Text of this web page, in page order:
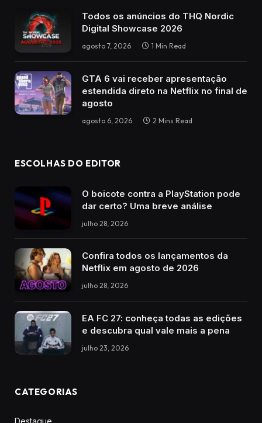
Todos os anúncios do THQ Nordic
Digital Showcase 2026
agosto 7, 2026 1 Min Read
GTA 6 vai receber apresentação
estendida direto na Netflix no final de
agosto
agosto 6, 2026 2 Mins Read
ESCOLHAS DO EDITOR
O boicote contra a PlayStation pode
dar certo? Uma breve análise
julho 28, 2026
Confira todos os lançamentos da
Netflix em agosto de 2026
julho 28, 2026
EA FC 27: conheça todas as edições
e descubra qual vale mais a pena
julho 23, 2026
CATEGORIAS
Destaque